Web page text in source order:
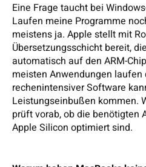
Eine Frage taucht bei
Laufen meine Programme
meistens ja. Apple stellt mit
Übersetzungsschicht bereit,
automatisch auf den ARM-
meisten Anwendungen
rechenintensiver Software
Leistungseinbußen kommen.
prüft vorab, ob die benötigten
Apple Silicon optimiert sind.